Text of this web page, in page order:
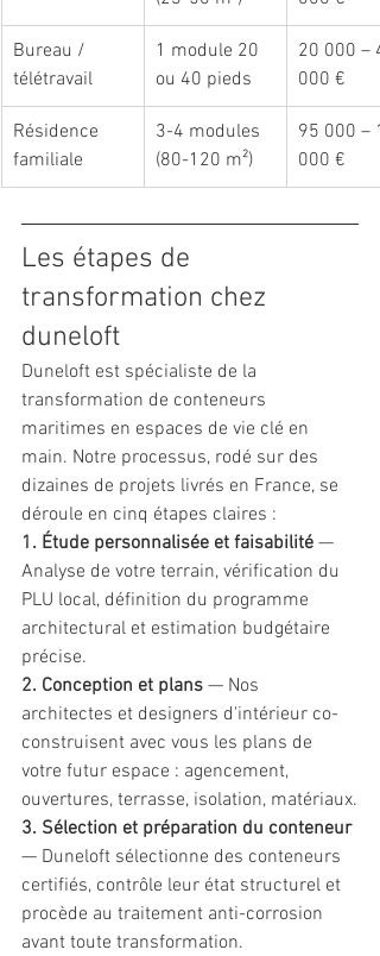
Bureau /
télétravail
1 module 20
ou 40 pieds
20 000 –
000 €
Résidence
familiale
3-4 modules
(80-120 m²)
95 000 –
000 €
Les étapes de
transformation chez
duneloft
Duneloft est spécialiste de la
transformation de conteneurs
maritimes en espaces de vie clé en
main. Notre processus, rodé sur des
dizaines de projets livrés en France, se
déroule en cinq étapes claires :
1. Étude personnalisée et faisabilité —
Analyse de votre terrain, vérification du
PLU local, définition du programme
architectural et estimation budgétaire
précise.
2. Conception et plans — Nos
architectes et designers d'intérieur co-
construisent avec vous les plans de
votre futur espace : agencement,
ouvertures, terrasse, isolation, matériaux.
3. Sélection et préparation du conteneur
— Duneloft sélectionne des conteneurs
certifiés, contrôle leur état structurel et
procède au traitement anti-corrosion
avant toute transformation.